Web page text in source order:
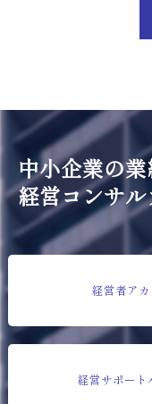
中小企業の
経営コンサ
経営者ア
経営サポート